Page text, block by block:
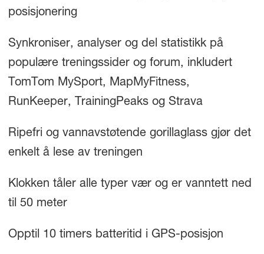
posisjonering
Synkroniser, analyser og del statistikk på
populære treningssider og forum, inkludert
TomTom MySport, MapMyFitness,
RunKeeper, TrainingPeaks og Strava
Ripefri og vannavstøtende gorillaglass gjør det
enkelt å lese av treningen
Klokken tåler alle typer vær og er vanntett ned
til 50 meter
Opptil 10 timers batteritid i GPS-posisjon